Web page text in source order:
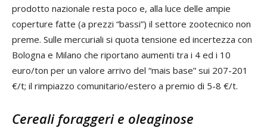
prodotto nazionale resta poco e, alla luce delle ampie
coperture fatte (a prezzi “bassi”) il settore zootecnico non
preme. Sulle mercuriali si quota tensione ed incertezza con
Bologna e Milano che riportano aumenti tra i 4 ed i 10
euro/ton per un valore arrivo del “mais base” sui 207-201
€/t; il rimpiazzo comunitario/estero a premio di 5-8 €/t.
Cereali foraggeri e oleaginose